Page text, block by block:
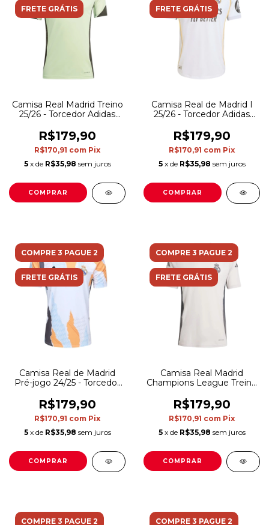
FRETE GRÁTIS
Camisa Real Madrid Treino
25/26 - Torcedor Adidas
detalhes em preto
R$179,90
R$170,91 com Pix
5 x de R$35,98 sem juros
COMPRAR
FRETE GRÁTIS
Camisa Real de Madrid I
25/26 - Torcedor Adidas
detalhes em cinza e
amarelo
R$179,90
R$170,91 com Pix
5 x de R$35,98 sem juros
COMPRAR
COMPRE 3 PAGUE 2
FRETE GRÁTIS
Camisa Real de Madrid
Pré-jogo 24/25 - Torcedor
com detalhes em laranja e
preto e azul
R$179,90
R$170,91 com Pix
5 x de R$35,98 sem juros
COMPRAR
COMPRE 3 PAGUE 2
FRETE GRÁTIS
Camisa Real Madrid
Champions League Treino
Masculina - Branca com
detalhes em cinza
R$179,90
R$170,91 com Pix
5 x de R$35,98 sem juros
COMPRAR
COMPRE 3 PAGUE 2 COMPRE 3 PAGUE 2